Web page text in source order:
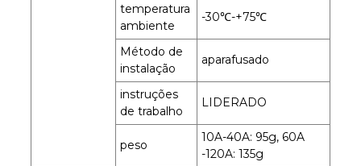
temperatura
ambiente
-30℃-+75℃
Método de
instalação
aparafusado
instruções
de trabalho
LIDERADO
peso
10A-40A: 95g, 60A
-120A: 135g